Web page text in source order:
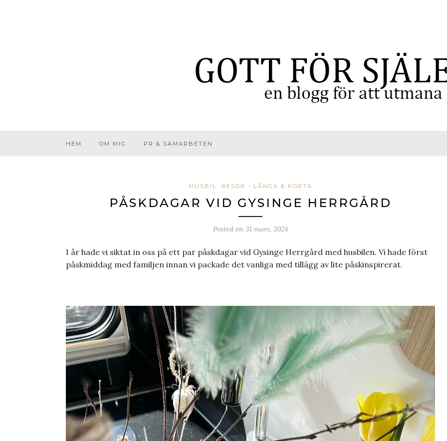
HEM OM MIG PR & SAMARBETEN
HUSBIL RESOR - LÅNGA & KORTA
PÅSKDAGAR VID GYSINGE HERRGÅRD
Posted on 31 mars, 2024
I år hade vi siktat in oss på ett par påskdagar vid Gysinge Herrgård med husbilen. Vi hade först
påskmiddag med familjen innan vi packade det vanliga med tillägg av lite påskinspirerat.